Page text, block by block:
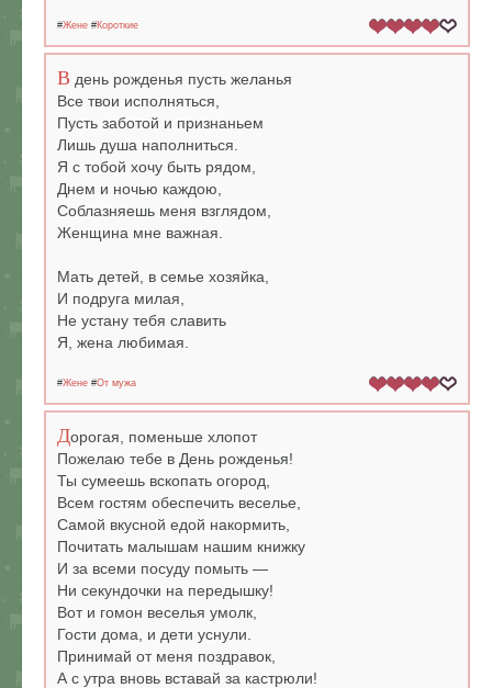
#Жене #Короткие
В день рожденья пусть желанья
Все твои исполняться,
Пусть заботой и признаньем
Лишь душа наполниться.
Я с тобой хочу быть рядом,
Днем и ночью каждою,
Соблазняешь меня взглядом,
Женщина мне важная.
Мать детей, в семье хозяйка,
И подруга милая,
Не устану тебя славить
Я, жена любимая.
#Жене #От мужа
Дорогая, поменьше хлопот
Пожелаю тебе в День рожденья!
Ты сумеешь вскопать огород,
Всем гостям обеспечить веселье,
Самой вкусной едой накормить,
Почитать малышам нашим книжку
И за всеми посуду помыть —
Ни секундочки на передышку!
Вот и гомон веселья умолк,
Гости дома, и дети уснули.
Принимай от меня поздравок,
А с утра вновь вставай за кастрюли!